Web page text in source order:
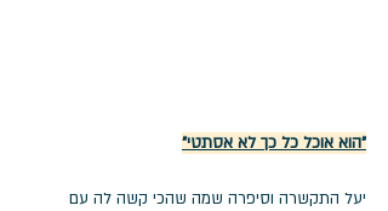
"הוא אוכל כל כך לא אסתטי"
יעל התקשרה וסיפרה שמה שהכי קשה לה עם